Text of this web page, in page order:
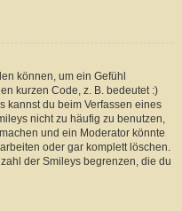
können, um ein Gefühl
kurzen Code, z. B. bedeutet :)
kannst du beim Verfassen eines
nicht zu häufig zu benutzen,
und ein Moderator könnte
oder gar komplett löschen.
der Smileys begrenzen, die du